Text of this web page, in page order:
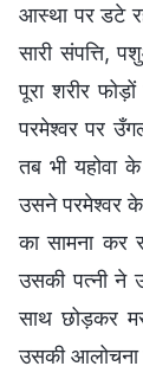
आस्था पर डटे
सारी संपत्ति,
पूरा शरीर
परमेश्वर पर
तब भी यहोवा
उसने परमेश्वर के
का सामना कर
उसकी पत्नी ने
साथ छोड़कर
उसकी